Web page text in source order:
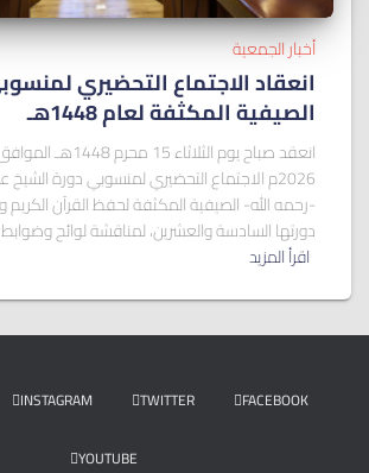
أخبار الجمعية
انعقاد الاجتماع التحضيري
الصيفية المكثفة لعام 1448هـ
2026م الاجتماع التحضيري لمنسوبي دورة
-رحمه الله- الصيفية المكثفة لحفظ القرآن
دورتها السادسة والعشرين، لمناقشة لوائح وضوابط
اقرأ المزيد
FACEBOOK
TWITTER
INSTAGRAM
YOUTUBE